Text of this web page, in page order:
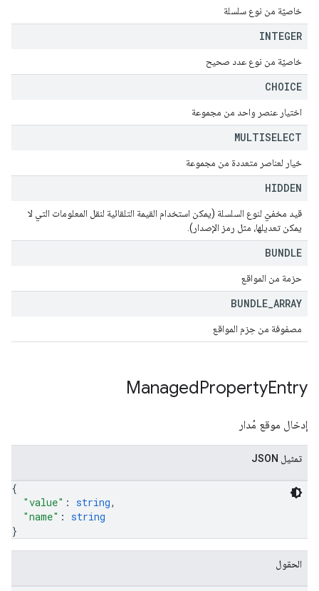
خاصيّة من نوع سلسلة
INTEGER
خاصيّة من نوع عدد صحيح
CHOICE
اختيار عنصر واحد من مجموعة
MULTISELECT
خيار لعناصر متعددة من مجموعة
HIDDEN
قيد مخفيّ لنوع السلسلة (يمكن استخدام القيمة التلقائية لنقل المعلومات التي لا
يمكن تعديلها، مثل رمز الإصدار).
BUNDLE
حزمة من المواقع
BUNDLE ARRAY
مصفوفة من حِزم المواقع
ManagedPropertyEntry
إدخال موقع مُدار
تمثيل JSON
{
"value" : string,
"name" : string
}
الحقول